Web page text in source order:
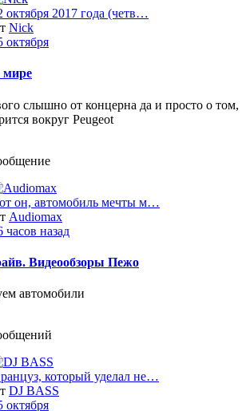
октября 2017 года (четв…
Nick
октября
слышно от концерна да и просто о том,
вокруг Peugeot
он, автомобиль мечты м…
Audiomax
часов назад
Видеообзоры Пежо
автомобили
который уделал не…
DJ BASS
октября